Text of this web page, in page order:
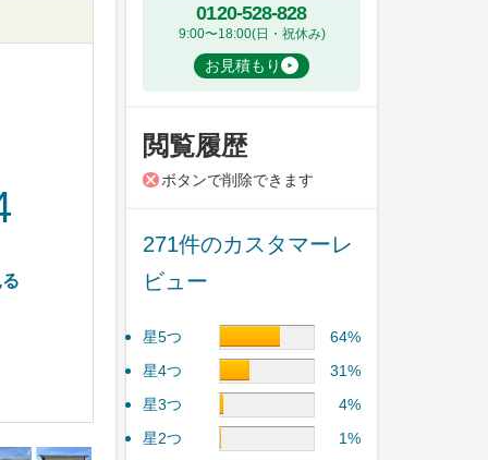
0120-528-828
9:00〜18:00(日・祝休み)
お見積もり
閲覧履歴
ボタンで削除できます
271件のカスタマーレ
ビュー
星5つ
64%
星4つ
31%
星3つ
4%
星2つ
1%